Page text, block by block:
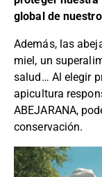
global de
Además, las
miel, un
salud… Al elegir
apicultura
ABEJARANA,
conservación.